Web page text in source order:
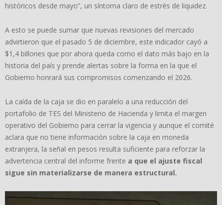
históricos desde mayo”, un síntoma claro de estrés de liquidez.
A esto se puede sumar que nuevas revisiones del mercado
advirtieron que el pasado 5 de diciembre, este indicador cayó a
$1,4 billones que por ahora queda como el dato más bajo en la
historia del país y prende alertas sobre la forma en la que el
Gobierno honrará sus compromisos comenzando el 2026.
La caída de la caja se dio en paralelo a una reducción del
portafolio de TES del Ministerio de Hacienda y limita el margen
operativo del Gobierno para cerrar la vigencia y aunque el comité
aclara que no tiene información sobre la caja en moneda
extranjera, la señal en pesos resulta suficiente para reforzar la
advertencia central del informe frente a que el ajuste fiscal
sigue sin materializarse de manera estructural.